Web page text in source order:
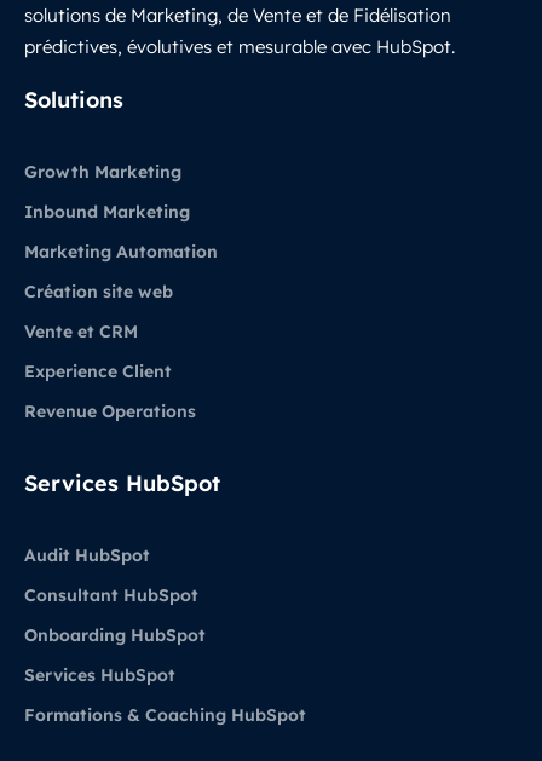
solutions de Marketing, de Vente et de Fidélisation
prédictives, évolutives et mesurable avec HubSpot.
Solutions
Growth Marketing
Inbound Marketing
Marketing Automation
Création site web
Vente et CRM
Experience Client
Revenue Operations
Services HubSpot
Audit HubSpot
Consultant HubSpot
Onboarding HubSpot
Services HubSpot
Formations & Coaching HubSpot